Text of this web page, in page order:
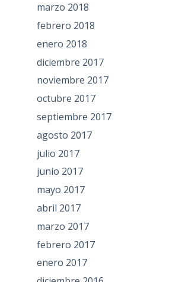
marzo 2018
febrero 2018
enero 2018
diciembre 2017
noviembre 2017
octubre 2017
septiembre 2017
agosto 2017
julio 2017
junio 2017
mayo 2017
abril 2017
marzo 2017
febrero 2017
enero 2017